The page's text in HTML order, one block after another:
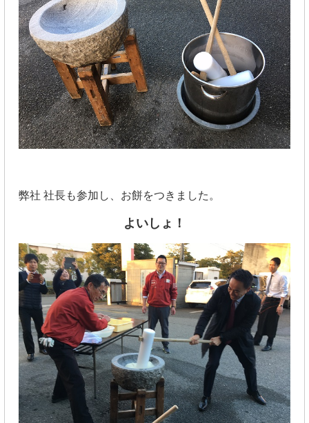
弊社 社長も参加し、 お餅をつきました。
よいしょ！